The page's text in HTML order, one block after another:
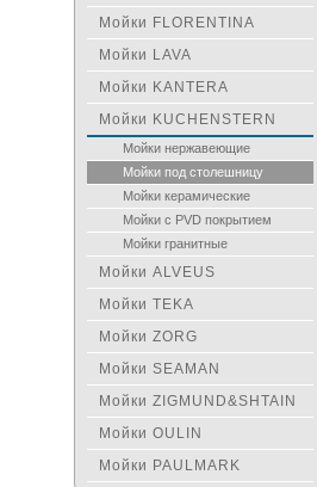
Мойки FLORENTINA
Мойки LAVA
Мойки KANTERA
Мойки KUCHENSTERN
Мойки нержавеющие
Мойки под столешницу
Мойки керамические
Мойки с PVD покрытием
Мойки гранитные
Мойки ALVEUS
Мойки TEKA
Мойки ZORG
Мойки SEAMAN
Мойки ZIGMUND&SHTAIN
Мойки OULIN
Мойки PAULMARK